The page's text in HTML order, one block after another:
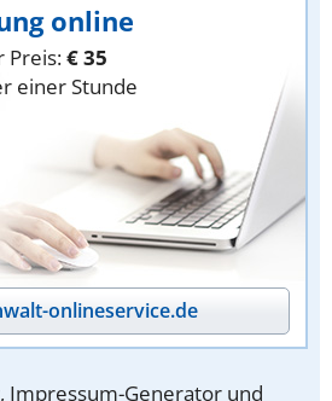
online
Preis:€ 35
einer Stunde
onlineservice.de
Impressum-Generator und